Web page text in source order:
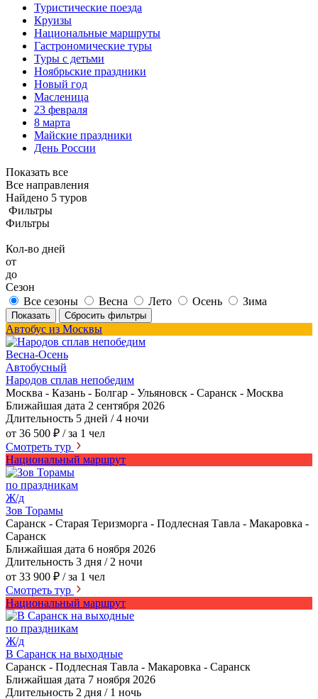
Туристические поезда
Круизы
Национальные маршруты
Гастрономические туры
Туры с детьми
Ноябрьские праздники
Новый год
Масленица
23 февраля
8 марта
Майские праздники
День России
Показать все
Все направления
Найдено 5 туров
Фильтры
Фильтры
Кол-во дней
от
до
Сезон
Все сезоны
Весна Лето Осень Зима
Показать Сбросить фильтры
Автобус из Москвы
Весна-Осень
Автобусный
Народов сплав непобедим
Москва - Казань - Болгар - Ульяновск - Саранск - Москва
Ближайшая дата 2 сентября 2026
Длительность 5 дней / 4 ночи
от 36 500 ₽ / за 1 чел
Смотреть тур
Национальный маршрут
по праздникам
Ж/д
Зов Торамы
Саранск - Старая Теризморга - Подлесная Тавла - Макаровка -
Саранск
Ближайшая дата 6 ноября 2026
Длительность 3 дня / 2 ночи
от 33 900 ₽ / за 1 чел
Смотреть тур
Национальный маршрут
по праздникам
Ж/д
В Саранск на выходные
Саранск - Подлесная Тавла - Макаровка - Саранск
Ближайшая дата 7 ноября 2026
Длительность 2 дня / 1 ночь